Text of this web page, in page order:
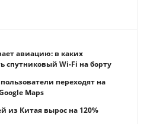
авиацию: в каких
спутниковый Wi-Fi на борту
переходят на
Maps
из Китая вырос на 120%